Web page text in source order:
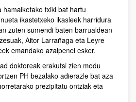
hamaiketako txiki bat hartu
ikastetxeko ikasleek harridura
zuten sumendi baten barrualdean
Aitor Larrañaga eta Leyre
emandako azalpenei esker.
doktoreak erakutsi zien modu
PH bezalako adierazle bat aza
prezipitatu ontziak eta